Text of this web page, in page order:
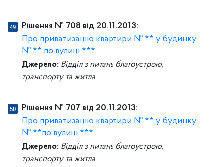
Рішення № 708 від 20.11.2013:
Про приватизацію квартири № ** у будинку
№ ** по вулиці ***.
Джерело: Відділ з питань благоустрою,
транспорту та житла
Рішення № 707 від 20.11.2013:
Про приватизацію квартири № ** у будинку
№ **по вулиці ***.
Джерело: Відділ з питань благоустрою,
транспорту та житла